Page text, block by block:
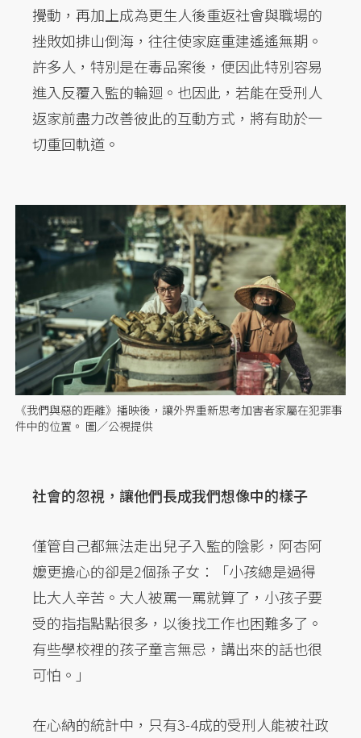
攪動，再加上成為更生人後重返社會與職場的
挫敗如排山倒海，往往使家庭重建遙遙無期。
許多人，特別是在毒品案後，便因此特別容易
進入反覆入監的輪廻。也因此，若能在受刑人
返家前盡力改善彼此的互動方式，將有助於一
切重回軌道。
《我們與惡的距離》播映後，讓外界重新思考加害者家屬在犯罪事
件中的位置。 圖／公視提供
社會的忽視，讓他們長成我們想像中的樣子
僅管自己都無法走出兒子入監的陰影，阿杏阿
嬤更擔心的卻是2個孫子女：「小孩總是過得
比大人辛苦。大人被罵一罵就算了，小孩子要
受的指指點點很多，以後找工作也困難多了。
有些學校裡的孩子童言無忌，講出來的話也很
可怕。」
在心納的統計中，只有3-4成的受刑人能被社政